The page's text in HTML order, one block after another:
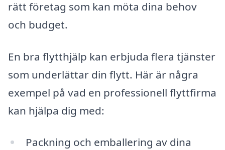
rätt företag som kan möta dina behov
och budget.
En bra flytthjälp kan erbjuda flera tjänster
som underlättar din flytt. Här är några
exempel på vad en professionell flyttfirma
kan hjälpa dig med:
Packning och emballering av dina